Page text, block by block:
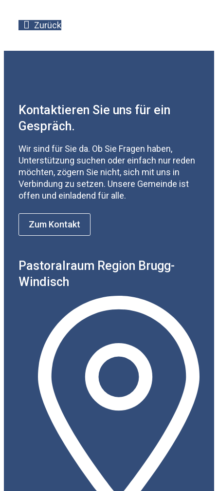
Zurück
Kontaktieren Sie uns für ein
Gespräch.
Wir sind für Sie da. Ob Sie Fragen haben,
Unterstützung suchen oder einfach nur reden
möchten, zögern Sie nicht, sich mit uns in
Verbindung zu setzen. Unsere Gemeinde ist
offen und einladend für alle.
Zum Kontakt
Pastoralraum Region Brugg-
Windisch